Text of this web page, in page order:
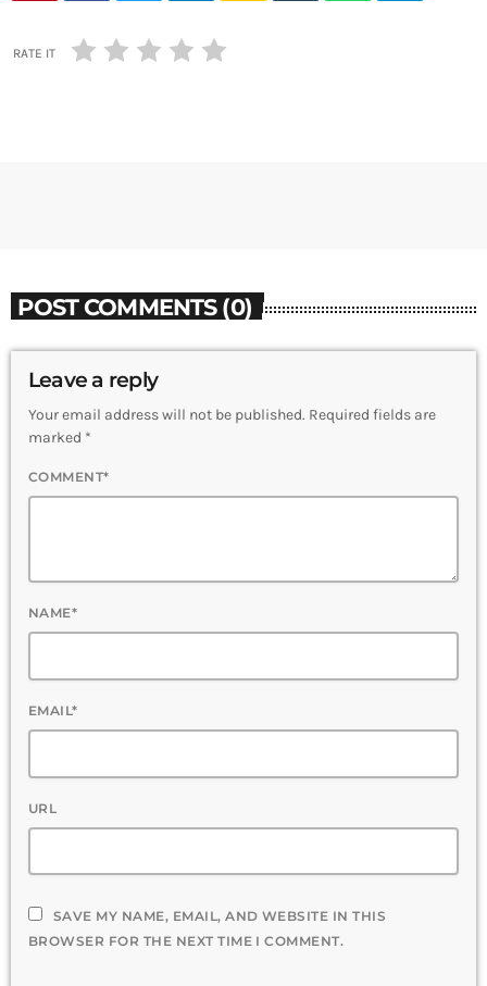
RATE IT
POST COMMENTS (0)
Leave a reply
Your email address will not be published. Required fields are
marked *
COMMENT*
NAME*
EMAIL*
URL
SAVE MY NAME, EMAIL, AND WEBSITE IN THIS
BROWSER FOR THE NEXT TIME I COMMENT.